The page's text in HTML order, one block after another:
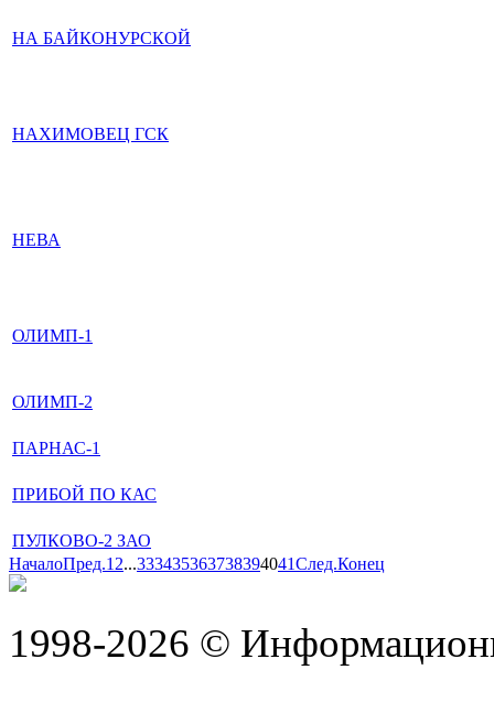
НА БАЙКОНУРСКОЙ
НАХИМОВЕЦ ГСК
НЕВА
ОЛИМП-1
ОЛИМП-2
ПАРНАС-1
ПРИБОЙ ПО КАС
ПУЛКОВО-2 ЗАО
НачалоПред.1 2...333435363738394041След.Конец
1998-2026 ©